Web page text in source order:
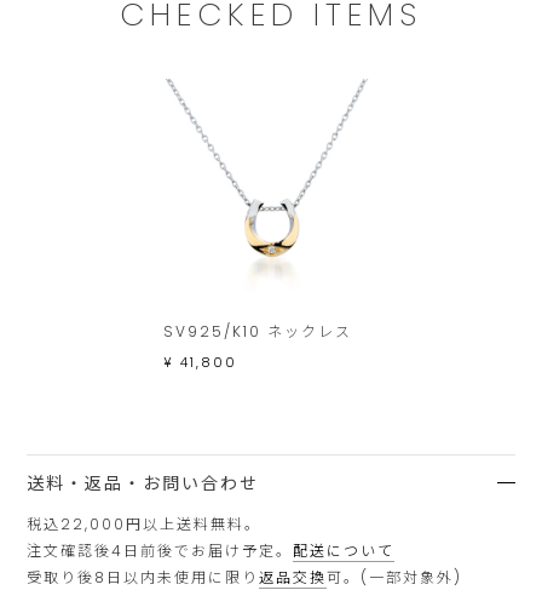
CHECKED ITEMS
SV925/K10 ネックレス
¥ 41,800
送料・返品・お問い合わせ
税込22,000円以上送料無料。
注文確認後4日前後でお届け予定。配送について
受取り後8日以内未使用に限り返品交換可。(一部対象外)